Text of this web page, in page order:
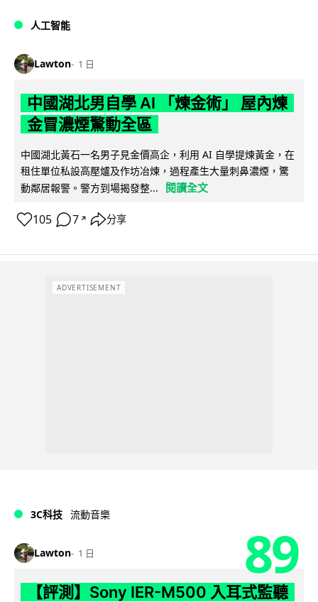
人工智能
Lawton 1 日
中國湖北男自學 AI 「煉金術」 屋內煉
金冒濃煙驚動全區
中國湖北黃石一名男子見金價高企，利用 AI 自學提煉黃金，在
租住單位私設高壓爐及作坊冶煉，過程產生大量刺鼻濃煙，驚
動鄰居報警。警方到場揭發整...
閱讀全文
105 7 ↗ 分享
ADVERTISEMENT
3C科技 流動音樂
Lawton 1 日 89
【評測】Sony IER-M500 入耳式監聽